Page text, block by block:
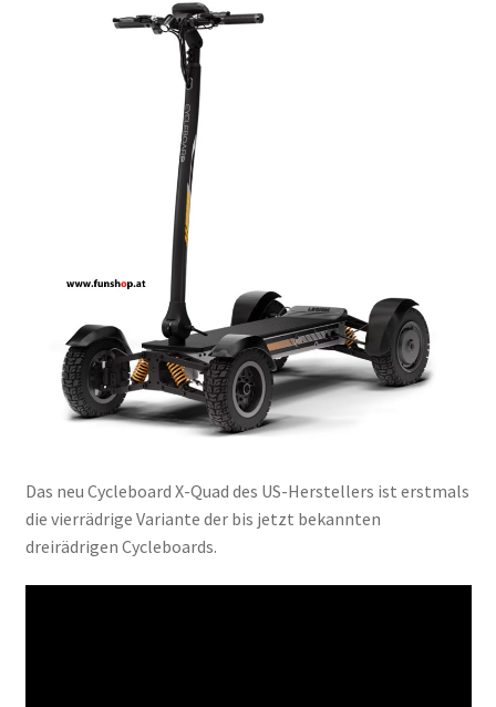
Das neu Cycleboard X-Quad des US-Herstellers ist erstmals
die vierrädrige Variante der bis jetzt bekannten
dreirädrigen Cycleboards.